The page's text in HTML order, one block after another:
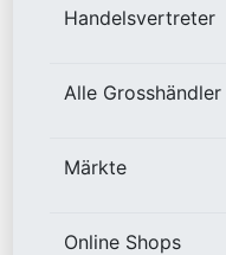
Handelsvertreter
Alle Grosshändler
Märkte
Online Shops